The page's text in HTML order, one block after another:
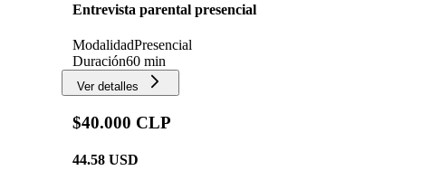
Entrevista parental presencial
ModalidadPresencial
Duración60 min
Ver detalles
$40.000 CLP
44.58 USD